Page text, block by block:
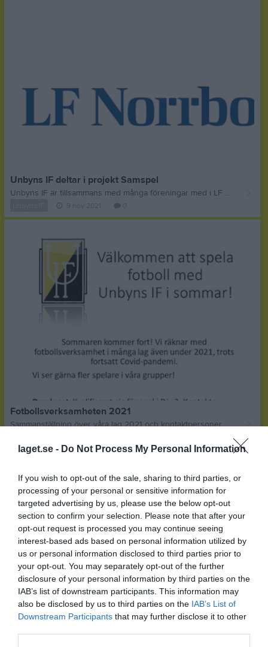
laget.se - Do Not Process My Personal Information
If you wish to opt-out of the sale, sharing to third parties, or
processing of your personal or sensitive information for
targeted advertising by us, please use the below opt-out
section to confirm your selection. Please note that after your
opt-out request is processed you may continue seeing
interest-based ads based on personal information utilized by
us or personal information disclosed to third parties prior to
your opt-out. You may separately opt-out of the further
disclosure of your personal information by third parties on the
IAB’s list of downstream participants. This information may
also be disclosed by us to third parties on the IAB’s List of
Downstream Participants that may further disclose it to other
Unbyns IF deltar i projekt Samspel
Unbyns IF är tillsammans med många föreningar med i LF Norrbottens sponsorprojekt "Samspel". Vi är mycket glada över det stödet där vi skall jobba med att ytterligare utveckla vår verksamhet med fokus på barn och ungdomar
Fotbollsverksamheten 2021
Sammanställning över våra lag 2021 och kontaktpersoner